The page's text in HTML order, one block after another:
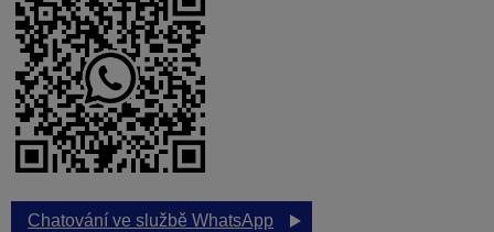
Chatování ve službě WhatsApp